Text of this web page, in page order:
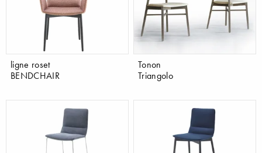
ligne roset
BENDCHAIR
Tonon
Triangolo